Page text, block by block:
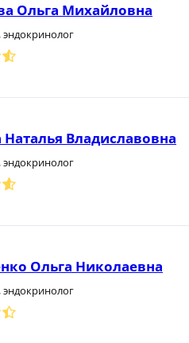
Ольга Михайловна
эндокринолог
Владиславовна
эндокринолог
Ольга Николаевна
эндокринолог